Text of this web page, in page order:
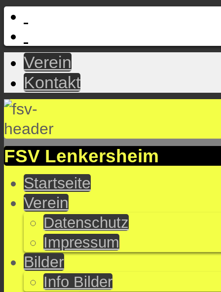
Verein
Kontakt
FSV Lenkersheim
Startseite
Verein
Datenschutz
Impressum
Bilder
Info Bilder